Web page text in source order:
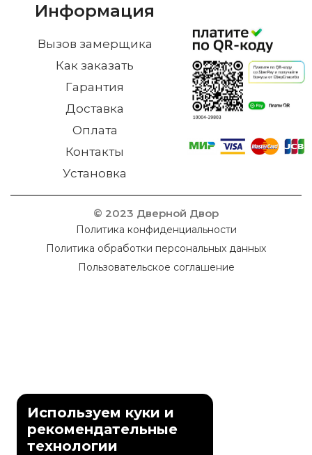
Информация
Вызов замерщика
Как заказать
Гарантия
Доставка
Оплата
Контакты
Установка
© 2023 Дверной Двор
Политика конфиденциальности
Политика обработки персональных данных
Пользовательское соглашение
Используем куки и
рекомендательные
технологии